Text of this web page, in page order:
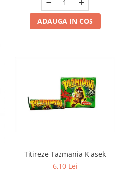
ADAUGA IN COS
Titireze Tazmania Klasek
6,10 Lei